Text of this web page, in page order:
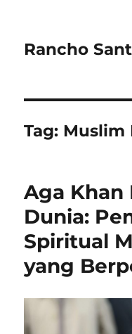
Rancho
Tag: Muslim
Aga Khan
Dunia:
Spiritual
yang